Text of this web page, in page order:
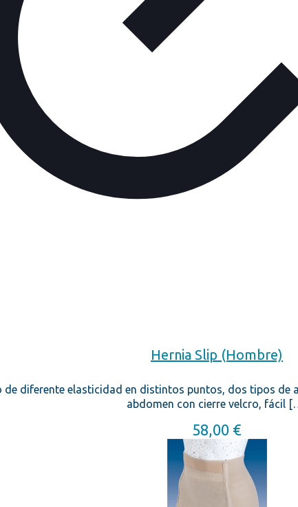
Hernia Slip (Hombre)
diferente elasticidad en distintos puntos, dos tipos de
abdomen con cierre velcro, fácil
58,00 €